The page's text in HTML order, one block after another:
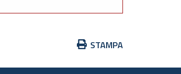
Azioni
documento
STAMPA